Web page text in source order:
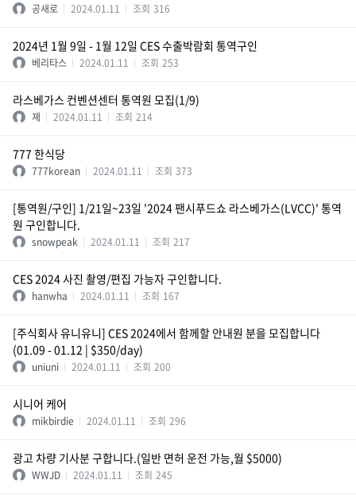
공새로 2024.01.11 조회 316
2024년 1월 9일 - 1월 12일 CES 수출박람회 통역구인
베리타스 2024.01.11 조회 253
라스베가스 컨벤션센터 통역원 모집(1/9)
졔 2024.01.11 조회 214
777 한식당
777korean 2024.01.11 조회 373
[통역원/구인] 1/21일~23일 '2024 팬시푸드쇼 라스베가스(LVCC)' 통역
원 구인합니다.
snowpeak 2024.01.11 조회 217
CES 2024 사진 촬영/편집 가능자 구인합니다.
hanwha 2024.01.11 조회 167
[주식회사 유니유니] CES 2024에서 함께할 안내원 분을 모집합니다
(01.09 - 01.12 | $350/day)
uniuni 2024.01.11 조회 200
시니어 케어
mikbirdie 2024.01.11 조회 296
광고 차량 기사분 구합니다.(일반 면허 운전 가능,월 $5000)
WWJD 2024.01.11 조회 245